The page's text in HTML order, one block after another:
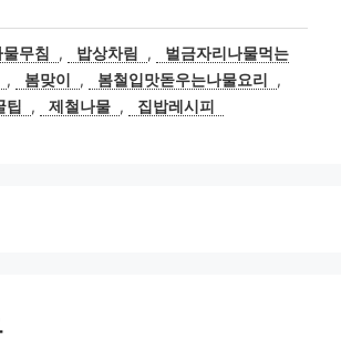
물무침 , 밥상차림 ,
벌금자리나물먹는
, 봄맞이 , 봄철입맛돋우는나물요리
,
팁
, 제철나물 , 집밥레시피